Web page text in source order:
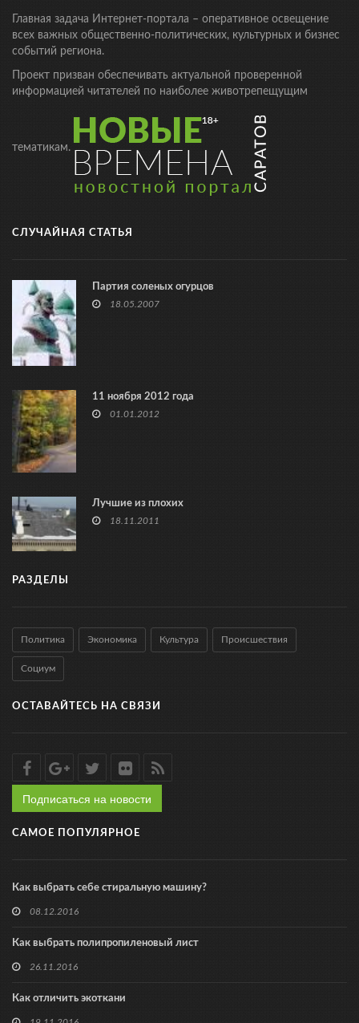
Главная задача Интернет-портала – оперативное освещение
всех важных общественно-политических, культурных и бизнес
событий региона.
Проект призван обеспечивать актуальной проверенной
информацией читателей по наиболее животрепещущим
тематикам.
СЛУЧАЙНАЯ СТАТЬЯ
Партия соленых огурцов
18.05.2007
11 ноября 2012 года
01.01.2012
Лучшие из плохих
18.11.2011
РАЗДЕЛЫ
Политика Экономика Культура Происшествия
Социум
ОСТАВАЙТЕСЬ НА СВЯЗИ
Подписаться на новости
САМОЕ ПОПУЛЯРНОЕ
Как выбрать себе стиральную машину?
08.12.2016
Как выбрать полипропиленовый лист
26.11.2016
Как отличить экоткани